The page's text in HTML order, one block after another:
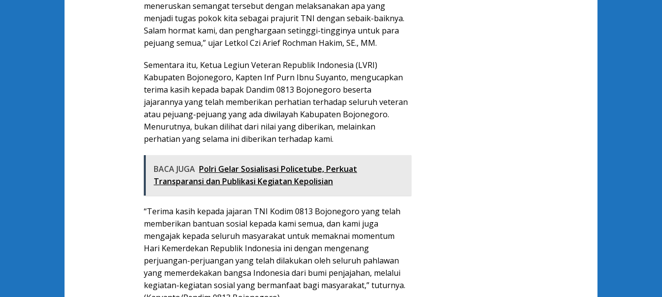
meneruskan semangat tersebut dengan melaksanakan apa yang
menjadi tugas pokok kita sebagai prajurit TNI dengan sebaik-baiknya.
Salam hormat kami, dan penghargaan setinggi-tingginya untuk para
pejuang semua,” ujar Letkol Czi Arief Rochman Hakim, SE., MM.
Sementara itu, Ketua Legiun Veteran Republik Indonesia (LVRI)
Kabupaten Bojonegoro, Kapten Inf Purn Ibnu Suyanto, mengucapkan
terima kasih kepada bapak Dandim 0813 Bojonegoro beserta
jajarannya yang telah memberikan perhatian terhadap seluruh veteran
atau pejuang-pejuang yang ada diwilayah Kabupaten Bojonegoro.
Menurutnya, bukan dilihat dari nilai yang diberikan, melainkan
perhatian yang selama ini diberikan terhadap kami.
BACA JUGA Polri Gelar Sosialisasi Policetube, Perkuat
Transparansi dan Publikasi Kegiatan Kepolisian
“Terima kasih kepada jajaran TNI Kodim 0813 Bojonegoro yang telah
memberikan bantuan sosial kepada kami semua, dan kami juga
mengajak kepada seluruh masyarakat untuk memaknai momentum
Hari Kemerdekan Republik Indonesia ini dengan mengenang
perjuangan-perjuangan yang telah dilakukan oleh seluruh pahlawan
yang memerdekakan bangsa Indonesia dari bumi penjajahan, melalui
kegiatan-kegiatan sosial yang bermanfaat bagi masyarakat,” tuturnya.